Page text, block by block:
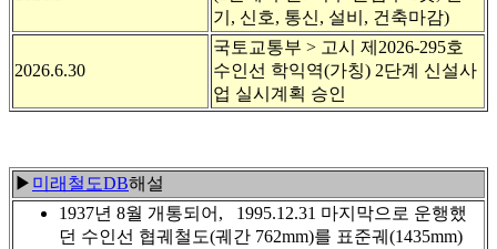
기, 신호, 통신, 설비, 건축마감)
2026.6.30
국토교통부 > 고시 제2026-295호
수인선 학익역(가칭) 2단계 신설사
업 실시계획 승인
▶ 미래철도DB해설
1937년 8월 개통되어, 1995.12.31 마지막으로 운행했
던 수인선 협궤철도(궤간 762mm)를 표준궤(1435mm)